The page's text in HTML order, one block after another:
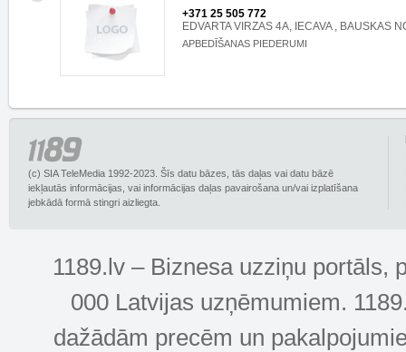
+371 25 505 772
EDVARTA VIRZAS 4A, IECAVA , BAUSKAS
APBEDĪŠANAS PIEDERUMI
(c) SIA TeleMedia 1992-2023. Šīs datu bāzes, tās daļas vai datu bāzē
iekļautās informācijas, vai informācijas daļas pavairošana un/vai izplatīšana
jebkādā formā stingri aizliegta.
1189.lv – Biznesa uzziņu portāls,
000 Latvijas uzņēmumiem.
dažādām precēm un